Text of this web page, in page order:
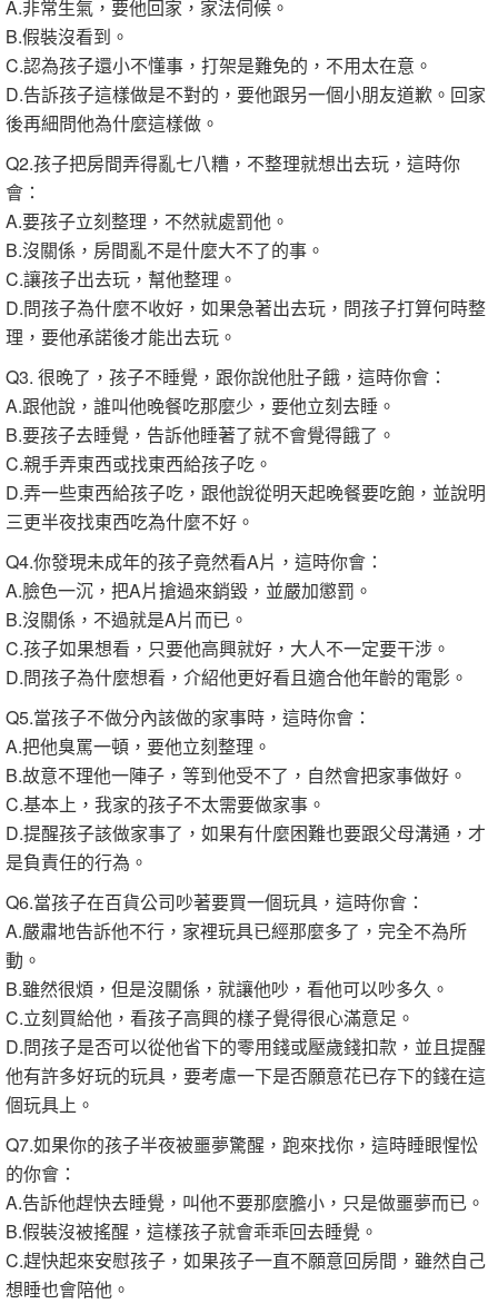
A.非常生氣，要他回家，家法伺候。
B.假裝沒看到。
C.認為孩子還小不懂事，打架是難免的，不用太在意。
D.告訴孩子這樣做是不對的，要他跟另一個小朋友道歉。回家
後再細問他為什麼這樣做。
Q2.孩子把房間弄得亂七八糟，不整理就想出去玩，這時你
會：
A.要孩子立刻整理，不然就處罰他。
B.沒關係，房間亂不是什麼大不了的事。
C.讓孩子出去玩，幫他整理。
D.問孩子為什麼不收好，如果急著出去玩，問孩子打算何時整
理，要他承諾後才能出去玩。
Q3. 很晚了，孩子不睡覺，跟你說他肚子餓，這時你會：
A.跟他說，誰叫他晚餐吃那麼少，要他立刻去睡。
B.要孩子去睡覺，告訴他睡著了就不會覺得餓了。
C.親手弄東西或找東西給孩子吃。
D.弄一些東西給孩子吃，跟他說從明天起晚餐要吃飽，並說明
三更半夜找東西吃為什麼不好。
Q4.你發現未成年的孩子竟然看A片，這時你會：
A.臉色一沉，把A片搶過來銷毀，並嚴加懲罰。
B.沒關係，不過就是A片而已。
C.孩子如果想看，只要他高興就好，大人不一定要干涉。
D.問孩子為什麼想看，介紹他更好看且適合他年齡的電影。
Q5.當孩子不做分內該做的家事時，這時你會：
A.把他臭罵一頓，要他立刻整理。
B.故意不理他一陣子，等到他受不了，自然會把家事做好。
C.基本上，我家的孩子不太需要做家事。
D.提醒孩子該做家事了，如果有什麼困難也要跟父母溝通，才
是負責任的行為。
Q6.當孩子在百貨公司吵著要買一個玩具，這時你會：
A.嚴肅地告訴他不行，家裡玩具已經那麼多了，完全不為所
動。
B.雖然很煩，但是沒關係，就讓他吵，看他可以吵多久。
C.立刻買給他，看孩子高興的樣子覺得很心滿意足。
D.問孩子是否可以從他省下的零用錢或壓歲錢扣款，並且提醒
他有許多好玩的玩具，要考慮一下是否願意花已存下的錢在這
個玩具上。
Q7.如果你的孩子半夜被噩夢驚醒，跑來找你，這時睡眼惺忪
的你會：
A.告訴他趕快去睡覺，叫他不要那麼膽小，只是做噩夢而已。
B.假裝沒被搖醒，這樣孩子就會乖乖回去睡覺。
C.趕快起來安慰孩子，如果孩子一直不願意回房間，雖然自己
想睡也會陪他。